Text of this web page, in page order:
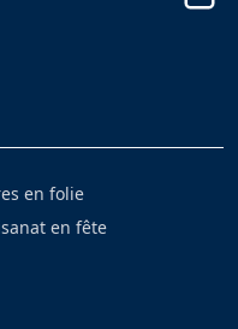
en folie
en fête